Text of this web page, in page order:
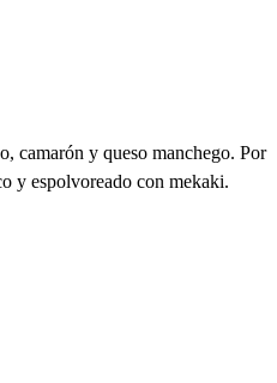
camarón y queso manchego. Por
y espolvoreado con mekaki.